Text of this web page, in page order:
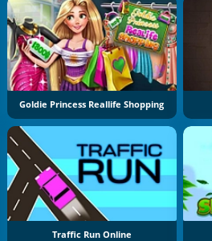
Goldie Princess Reallife Shopping
Traffic Run Online